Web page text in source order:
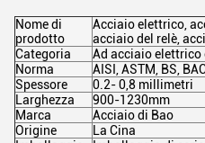
Nome di
prodotto
Acciaio elettrico,
acciaio del relè,
Categoria
Ad acciaio
Norma
AISI, ASTM, BS,
Spessore
0.2- 0,8 millimetri
Larghezza
900-1230mm
Marca
Acciaio di Bao
Origine
La Cina